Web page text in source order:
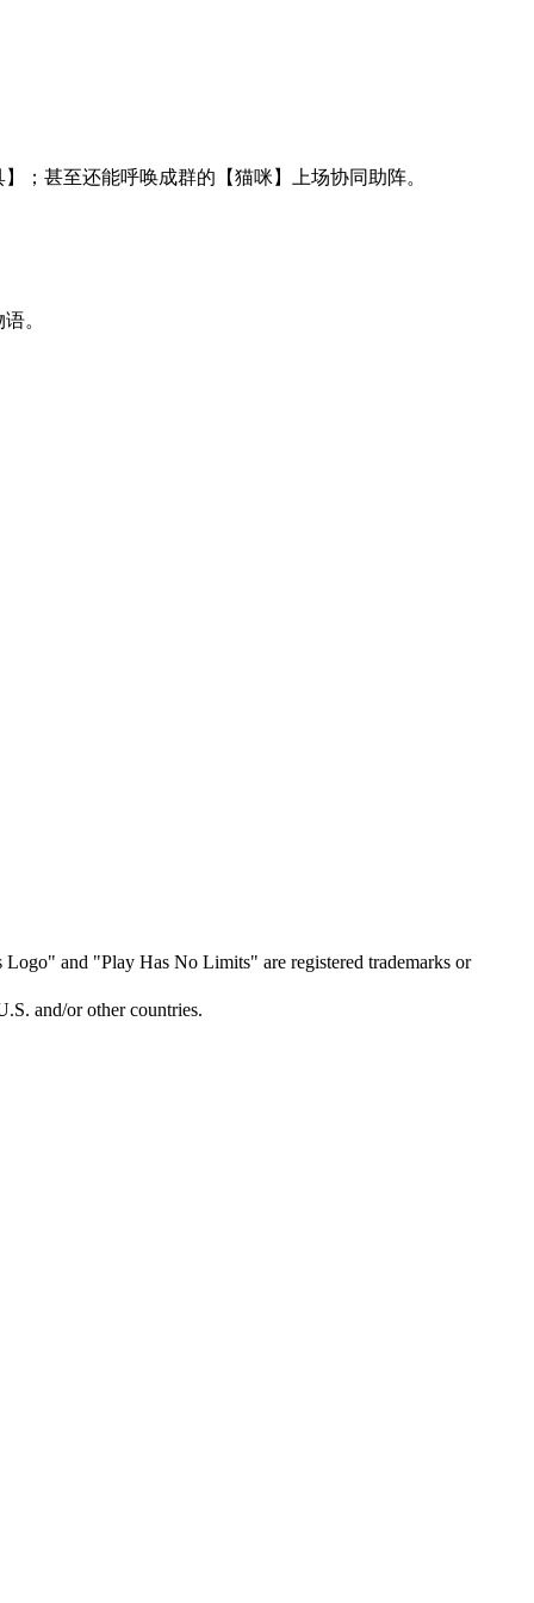
；甚至还能呼唤成群的【猫咪】上场协同助阵。
。
and "Play Has No Limits" are registered trademarks or
and/or other countries.